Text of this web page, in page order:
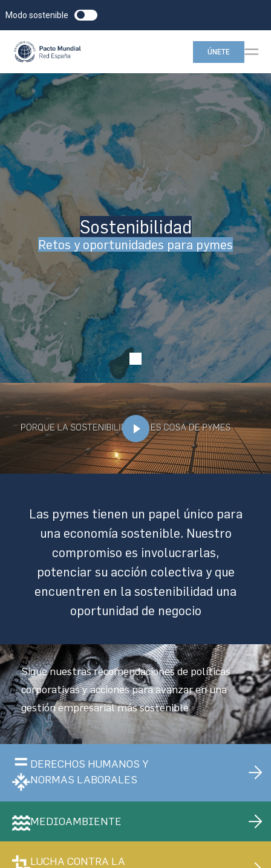
Modo sostenible
ÚNETE
Sostenibilidad
Retos y oportunidades para pymes
Las pymes tienen un papel único para
una economía sostenible. Nuestro
compromiso es involucrarlas,
potenciar su acción colectiva y que
encuentren en la sostenibilidad una
oportunidad de negocio
DERECHOS HUMANOS Y
NORMAS LABORALES
MEDIOAMBIENTE
LUCHA CONTRA LA
Sigue nuestras recomendaciones de políticas
corporativas y acciones para avanzar en una
gestión empresarial más sostenible